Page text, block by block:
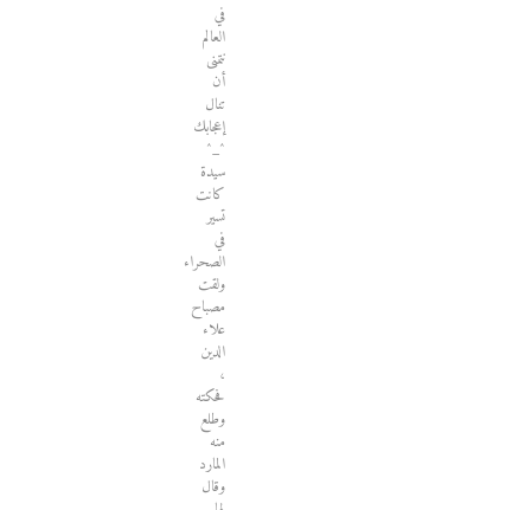
في
العالم
نتمنى
أن
تنال
إعجابك
^_^
سيدة
كانت
تسير
في
الصحراء
ولقت
مصباح
علاء
الدين
،
فحكته
وطلع
منه
المارد
وقال